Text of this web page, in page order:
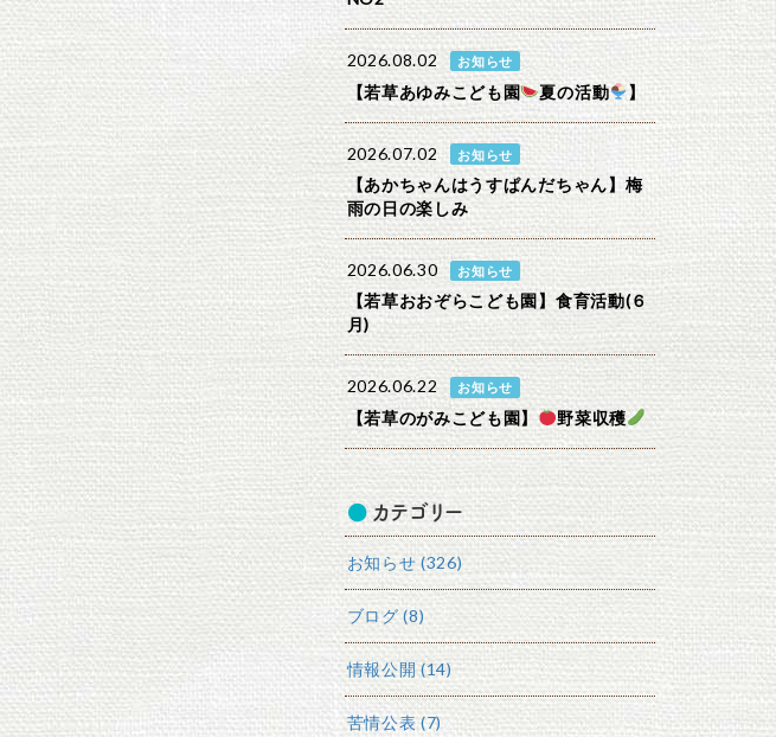
2026.08.02 お知らせ
【若草あゆみこども園 夏の活動 】
2026.07.02 お知らせ
【あかちゃんはうすぱんだちゃん】梅
雨の日の楽しみ
2026.06.30 お知らせ
【若草おおぞらこども園】食育活動(６
月)
2026.06.22 お知らせ
【若草のがみこども園】 野菜収穫
カテゴリー
お知らせ (326)
ブログ (8)
情報公開 (14)
苦情公表 (7)